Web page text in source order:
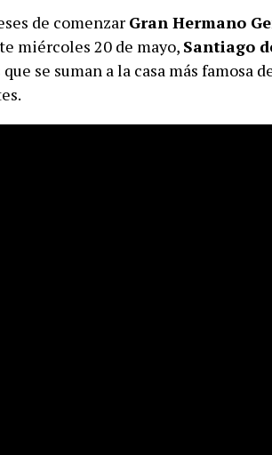
de comenzar Gran Hermano
miércoles 20 de mayo, Santiago
se suman a la casa más famosa